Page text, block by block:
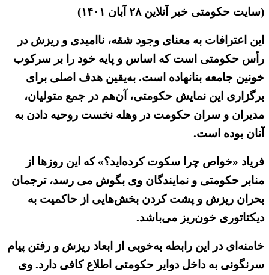
(سایت حکومتی خبر آنلاین ۲۸ آبان ۱۴۰۱)
این اعترافات به معنای وجود شقه، ناامیدی و ریزش در
رأس حکومتی است که اساس و پایه خود را بر سرکوب
خونین جامعه بنانهاده است. به‌یقین هدف اصلی برای
برگزاری این نمایش حکومتی، آن‌هم در جمع متولیان،
مدیران و سران حکومت در وهله نخست روحیه دادن به
آنان بوده است.
فریاد «خواص چرا سکوت کرده‌اید؟» که این روزها از
منابر حکومتی و نمایندگان وی بگوش می رسد، ترجمان
بحران ریزش و پشت کردن بخش‌هایی از حاکمیت به
دیکتاتوری خون‌ریز می‌باشد.
خامنه‌ای در این رابطه به‌خوبی از ابعاد ریزش و رفتن پیام
سرنگونی به داخل دوایر حکومتی اطلاع کافی دارد. وی